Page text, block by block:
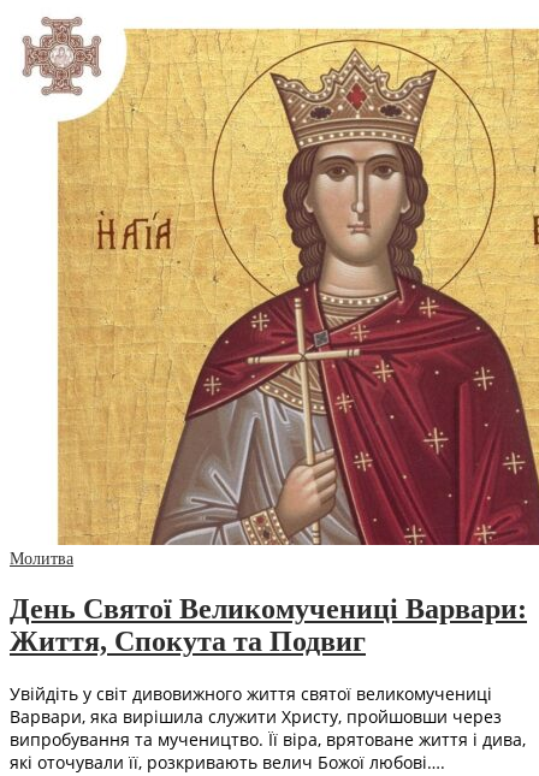
Молитва
День Святої Великомучениці Варвари:
Життя, Спокута та Подвиг
Увійдіть у світ дивовижного життя святої великомучениці
Варвари, яка вирішила служити Христу, пройшовши через
випробування та мучеництво. Її віра, врятоване життя і дива,
які оточували її, розкривають велич Божої любові….